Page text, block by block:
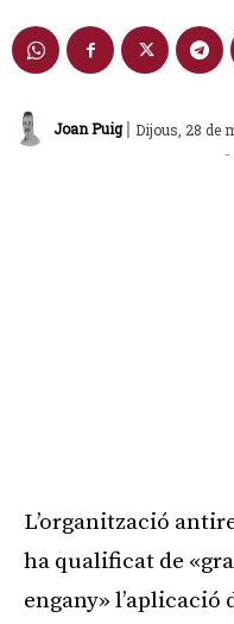
Joan Puig | Dijous, 28 de
-
L’organització
ha qualificat de
engany» l’aplicació